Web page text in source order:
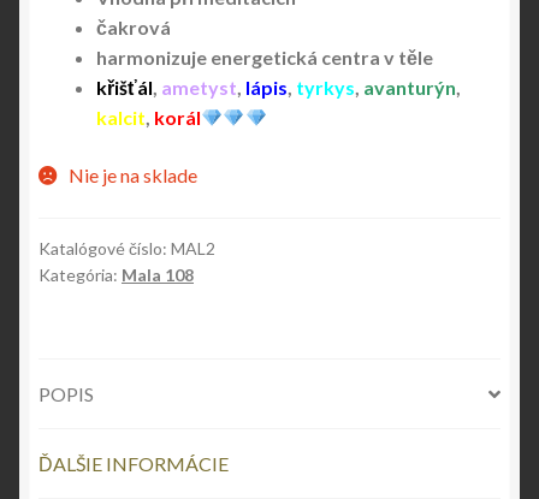
čakrová
harmonizuje energetická centra v těle
křišťál, ametyst, lápis, tyrkys, avanturýn,
kalcit, korál
Nie je na sklade
Katalógové číslo: MAL2
Kategória: Mala 108
POPIS
ĎALŠIE INFORMÁCIE